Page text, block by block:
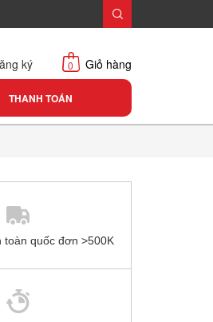
ký Giỏ hàng
0
THANH TOÁN
toàn quốc đơn >500K